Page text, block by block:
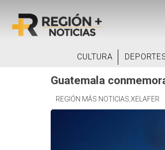
CULTURA
Guatemala
REGIÓN MÁS NOTICIAS XELAFER